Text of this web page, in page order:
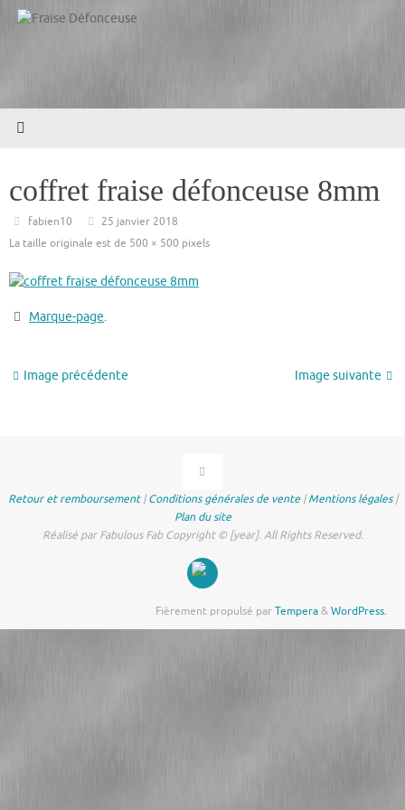
Passer
coffret fraise défonceuse 8mm
fabien10
25 janvier 2018
La taille originale est de 500 × 500 pixels
Marque-page.
Image précédente Image suivante
Retour et remboursement|Conditions générales de vente|Mentions légales|
Plan du site
Réalisé par Fabulous Fab Copyright © [year]. All Rights Reserved.
Fièrement propulsé parTempera&WordPress.